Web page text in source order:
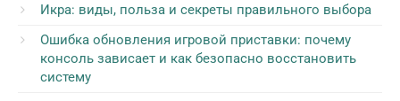
Икра: виды, польза и секреты правильного выбора
Ошибка обновления игровой приставки: почему
консоль зависает и как безопасно восстановить
систему